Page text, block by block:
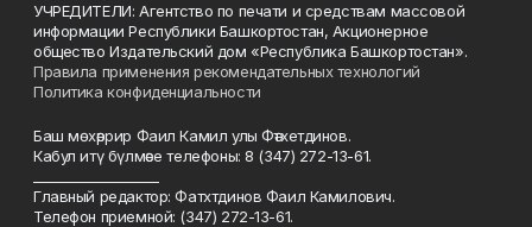
УЧРЕДИТЕЛИ: Агентство по печати и средствам массовой
информации Республики Башкортостан, Акционерное
общество Издательский дом «Республика Башкортостан».
Правила применения рекомендательных технологий
Политика конфиденциальности
Баш мөхәррир Фаил Камил улы Фәтхетдинов.
Кабул итү бүлмәсе телефоны: 8 (347) 272-13-61.
Главный редактор: Фатхтдинов Фаил Камилович.
Телефон приемной: (347) 272-13-61.